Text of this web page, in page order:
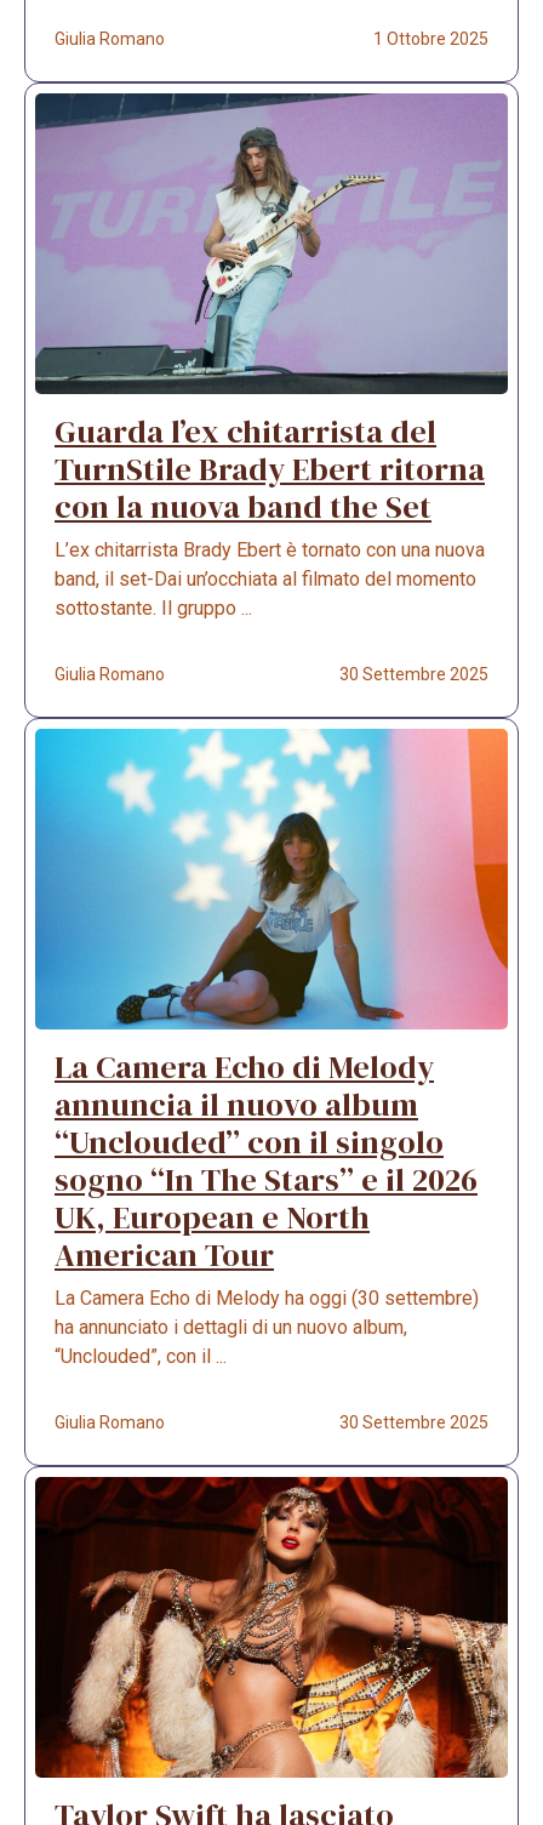
Giulia Romano 1 Ottobre 2025
Guarda l’ex chitarrista del
TurnStile Brady Ebert ritorna
con la nuova band the Set
L’ex chitarrista Brady Ebert è tornato con una nuova
band, il set-Dai un’occhiata al filmato del momento
sottostante. Il gruppo ...
Giulia Romano 30 Settembre 2025
La Camera Echo di Melody
annuncia il nuovo album
“Unclouded” con il singolo
sogno “In The Stars” e il 2026
UK, European e North
American Tour
La Camera Echo di Melody ha oggi (30 settembre)
ha annunciato i dettagli di un nuovo album,
“Unclouded”, con il ...
Giulia Romano 30 Settembre 2025
Taylor Swift ha lasciato